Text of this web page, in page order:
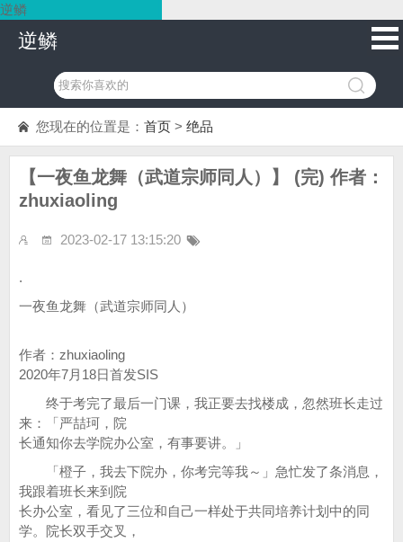
逆鳞
逆鳞
您现在的位置是： 首页 > 绝品
【一夜鱼龙舞（武道宗师同人）】 (完) 作者：
zhuxiaoling
2023-02-17 13:15:20
.
一夜鱼龙舞（武道宗师同人）
作者：zhuxiaoling
2020年7月18日首发SIS
终于考完了最后一门课，我正要去找楼成，忽然班长走过
来：「严喆珂，院
长通知你去学院办公室，有事要讲。」
「橙子，我去下院办，你考完等我～」急忙发了条消息，
我跟着班长来到院
长办公室，看见了三位和自己一样处于共同培养计划中的同
学。院长双手交叉，